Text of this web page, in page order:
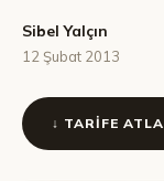
Sibel Yalçın
12 Şubat 2013
↓ TARIFE ATLA